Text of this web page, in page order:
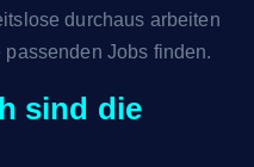
durchaus arbeiten
Jobs finden.
sind die